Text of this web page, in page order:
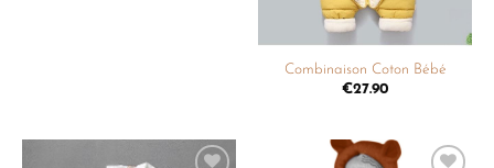
Combinaison Coton Bébé
€27.90